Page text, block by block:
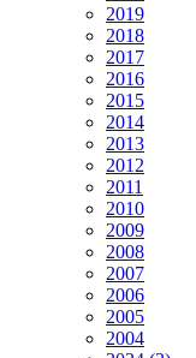
2019
2018
2017
2016
2015
2014
2013
2012
2011
2010
2009
2008
2007
2006
2005
2004